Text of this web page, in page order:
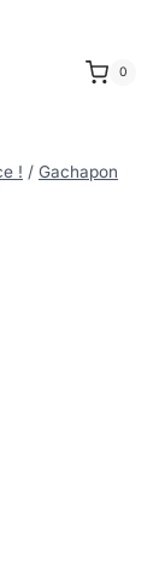
0
! / Gachapon